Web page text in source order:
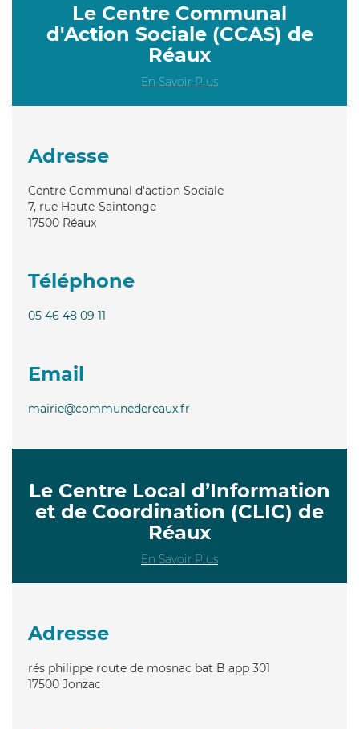
Le Centre Communal
d'Action Sociale (CCAS) de
Réaux
En Savoir Plus
Adresse
Centre Communal d'action Sociale
7, rue Haute-Saintonge
17500 Réaux
Téléphone
05 46 48 09 11
Email
mairie@communedereaux.fr
Le Centre Local d’Information
et de Coordination (CLIC) de
Réaux
En Savoir Plus
Adresse
rés philippe route de mosnac bat B app 301
17500 Jonzac